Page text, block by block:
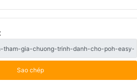
Sao chép